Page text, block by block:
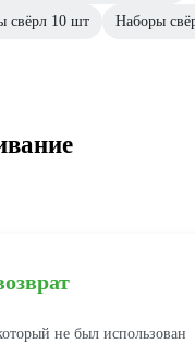
свёрл 10 шт Наборы
не был использован